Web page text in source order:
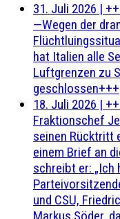
31. Juli 2026 |
—Wegen der
hat Italien alle
Luftgrenzen zu
geschlossen+++
18. Juli 2026 |
Fraktionschef
seinen Rücktritt
einem Brief an
schreibt er: „Ich
und CSU,